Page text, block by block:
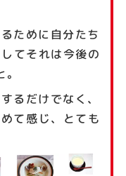
ために自分たち
てそれは今後の
るだけでなく、
て感じ、とても